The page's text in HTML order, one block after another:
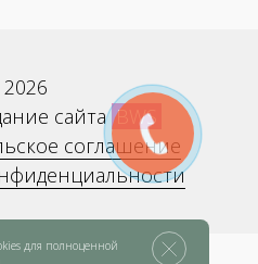
сайтаBWS
соглашение
для полноценной